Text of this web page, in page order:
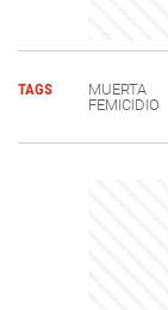
TAGS MUERTA
FEMICIDIO